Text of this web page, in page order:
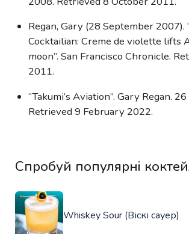
Regan, Gary (28 September 2007).
Cocktailian: Creme de violette lifts
moon”. San Francisco Chronicle.
2011.
“Takumi’s Aviation”. Gary Regan.
Retrieved 9 February 2022.
Спробуй популярні
Whiskey Sour (Віскі сауер)